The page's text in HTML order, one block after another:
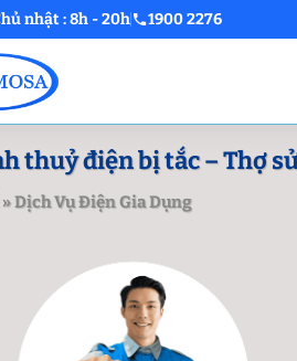
nhật : 8h - 20h 1900 2276
thuỷ điện bị tắc – Thợ
»Dịch Vụ Điện Gia Dụng